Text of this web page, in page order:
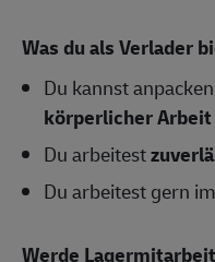
Was du als Verlader
Du kannst
körperlicher Arbeit
Du arbeitest
Du arbeitest gern im
Werde